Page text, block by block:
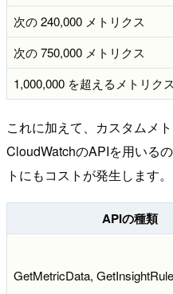
次の 240,000 メトリクス
次の 750,000 メトリクス
1,000,000 を超えるメトリクス
これに加えて、カスタムメ
CloudWatchのAPIを用いる
トにもコストが発生します。
APIの種類
GetMetricData,